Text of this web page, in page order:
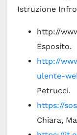
Istruzione
http://
Esposito.
http://
ulente-
Petrucci.
https://
Chiara,